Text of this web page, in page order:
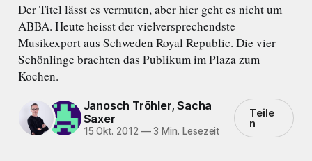
Der Titel lässt es vermuten, aber hier geht es nicht um
ABBA. Heute heisst der vielversprechendste
Musikexport aus Schweden Royal Republic. Die vier
Schönlinge brachten das Publikum im Plaza zum
Kochen.
Janosch Tröhler,Sacha
Saxer
15 Okt. 2012 —3 Min. Lesezeit
Teile
n